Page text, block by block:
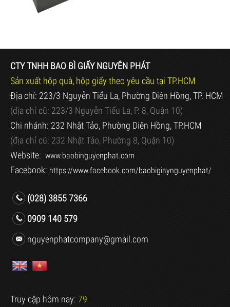
CTY TNHH BAO BÌ GIẤY NGUYÊN PHÁT
Sản xuất hộp quà, hộp giấy theo yêu cầu tại TP.HCM
Địa chỉ: 223/3 Nguyễn Tiểu La, Phường Diên Hồng, TP. HCM
(địa chỉ cũ: 223/3 Nguyễn Tiểu La, P. 8, Quận 10)
Chi nhánh: 232 Nhật Tảo, Phường Diên Hồng, TP.HCM
(địa chỉ cũ: 232 Nhật Tảo, Phường 8, Quận 10)
Website: www.baobinguyenphat.com
Facebook: https://www.facebook.com/baobigiaynguyenphat/
(028) 3855 7366
0909 140 579
nguyenphatcompany@gmail.com
Truy cập hôm nay: 79